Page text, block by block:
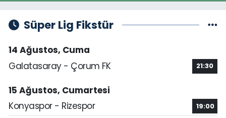
Süper Lig Fikstür
14 Ağustos, Cuma
Galatasaray - Çorum FK
21:30
15 Ağustos, Cumartesi
Konyaspor - Rizespor
19:00